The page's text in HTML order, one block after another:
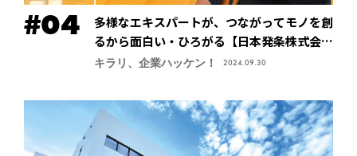
多様なエキスパートが、つながってモノを創
るから面白い・ひろがる【日本発条株式会社
（ニッパツ）】
キラリ、企業ハッケン！ 2024.09.30